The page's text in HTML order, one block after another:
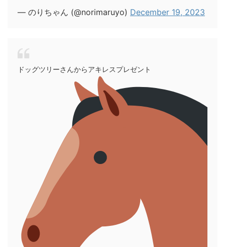
— のりちゃん (@norimaruyo) December 19, 2023
ドッグツリーさんからアキレスプレゼント